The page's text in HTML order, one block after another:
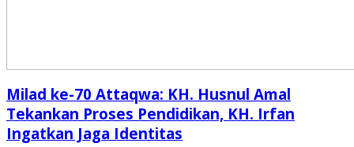
Milad ke-70 Attaqwa: KH. Husnul Amal
Tekankan Proses Pendidikan, KH. Irfan
Ingatkan Jaga Identitas